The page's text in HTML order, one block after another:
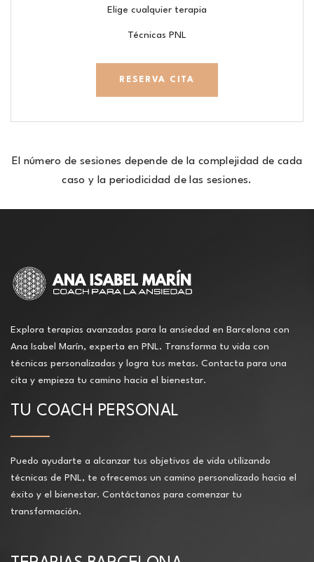
Elige cualquier terapia
Técnicas PNL
RESERVA CITA
El número de sesiones depende de la complejidad de cada
caso y la periodicidad de las sesiones.
Explora terapias avanzadas para la ansiedad en Barcelona con
Ana Isabel Marín, experta en PNL. Transforma tu vida con
técnicas personalizadas y logra tus metas. Contacta para una
cita y empieza tu camino hacia el bienestar.
TU COACH PERSONAL
Puedo ayudarte a alcanzar tus objetivos de vida utilizando
técnicas de PNL, te ofrecemos un camino personalizado hacia el
éxito y el bienestar. Contáctanos para comenzar tu
transformación.